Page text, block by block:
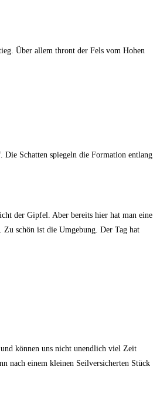
Über allem thront der Fels vom Hohen
Die Schatten spiegeln die Formation entlang
der Gipfel. Aber bereits hier hat man eine
Zu schön ist die Umgebung. Der Tag hat
können uns nicht unendlich viel Zeit
nach einem kleinen Seilversicherten Stück